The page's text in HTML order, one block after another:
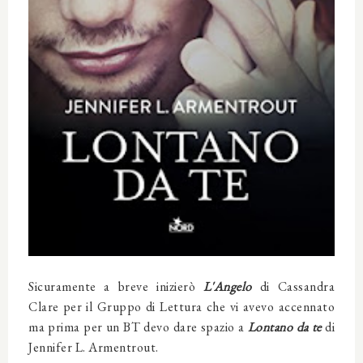
Sicuramente a breve inizierò L'Angelodi Cassandra
Clare per il Gruppo di Lettura che vi avevo accennato
ma prima per un BT devo dare spazio a Lontano da tedi
Jennifer L. Armentrout.